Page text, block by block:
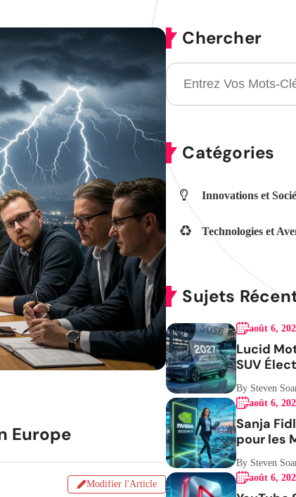
Europe
Modifier l'Article
Chercher
Catégories
Innovations et
Technologies et
Sujets
août 6,
Lucid
SUV
By Steven
août 6,
Sanja
pour les
By Steven
août 6,